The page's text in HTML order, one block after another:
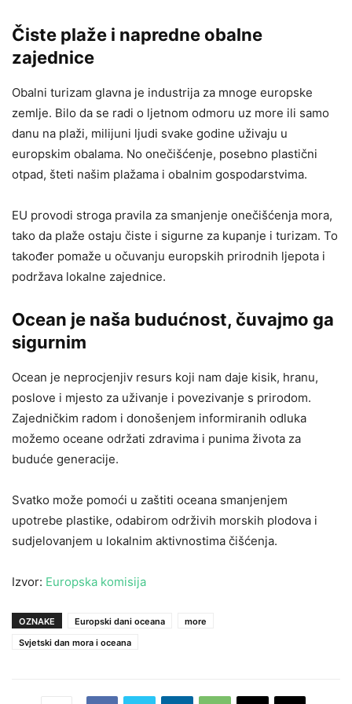
Čiste plaže i napredne obalne
zajednice
Obalni turizam glavna je industrija za mnoge europske
zemlje. Bilo da se radi o ljetnom odmoru uz more ili samo
danu na plaži, milijuni ljudi svake godine uživaju u
europskim obalama. No onečišćenje, posebno plastični
otpad, šteti našim plažama i obalnim gospodarstvima.
EU provodi stroga pravila za smanjenje onečišćenja mora,
tako da plaže ostaju čiste i sigurne za kupanje i turizam. To
također pomaže u očuvanju europskih prirodnih ljepota i
podržava lokalne zajednice.
Ocean je naša budućnost, čuvajmo ga
sigurnim
Ocean je neprocjenjiv resurs koji nam daje kisik, hranu,
poslove i mjesto za uživanje i povezivanje s prirodom.
Zajedničkim radom i donošenjem informiranih odluka
možemo oceane održati zdravima i punima života za
buduće generacije.
Svatko može pomoći u zaštiti oceana smanjenjem
upotrebe plastike, odabirom održivih morskih plodova i
sudjelovanjem u lokalnim aktivnostima čišćenja.
Izvor: Europska komisija
OZNAKE Europski dani oceana
more
Svjetski dan mora i oceana